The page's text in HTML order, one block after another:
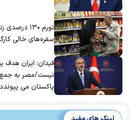
تورم ۱۳۰
سفره‌های خالی
فیدان: ایران هدف
نیست/مصر به جمع
پاکستان می پیوندد